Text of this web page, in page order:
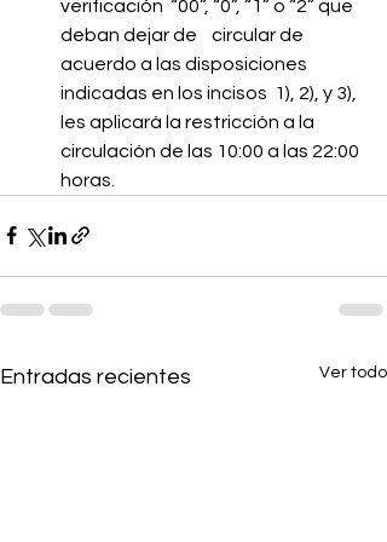
verificación  “00”, “0”, “1” o “2” que
deban dejar de    circular de
acuerdo a las disposiciones
indicadas en los incisos  1), 2), y 3),
les aplicará la restricción a la
circulación de las 10:00 a las 22:00
horas.
Entradas recientes Ver todo